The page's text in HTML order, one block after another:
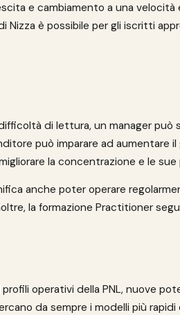
e cambiamento a una velocità
Nizza è possibile per gli iscritti
di lettura, un manager può
può imparare ad aumentare
la concentrazione e le sue
anche poter operare
la formazione Practitioner
operativi della PNL, nuove
da sempre i modelli più